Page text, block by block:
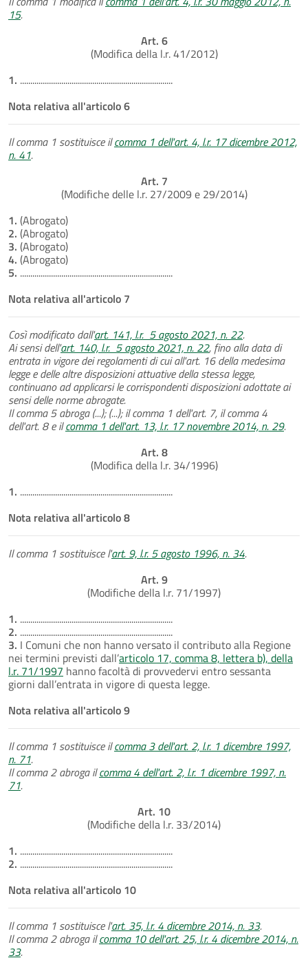
15.
Art. 6
(Modifica della l.r. 41/2012)
1. ..........................................................................
Nota relativa all'articolo 6
Il comma 1 sostituisce ilcomma 1 dell'art. 4, l.r. 17 dicembre 2012,
n. 41.
Art. 7
(Modifiche delle l.r. 27/2009 e 29/2014)
1. (Abrogato)
2. (Abrogato)
3. (Abrogato)
4. (Abrogato)
5. ..........................................................................
Nota relativa all'articolo 7
Così modificato dall'art. 141, l.r. 5 agosto 2021, n. 22.
Ai sensi dell'art. 140, l.r. 5 agosto 2021, n. 22, fino alla data di
entrata in vigore dei regolamenti di cui all'art. 16 della medesima
legge e delle altre disposizioni attuative della stessa legge,
continuano ad applicarsi le corrispondenti disposizioni adottate ai
sensi delle norme abrogate.
Il comma 5 abroga (...); (...); il comma 1 dell'art. 7, il comma 4
dell'art. 8 e ilcomma 1 dell'art. 13, l.r. 17 novembre 2014, n. 29.
Art. 8
(Modifica della l.r. 34/1996)
1. ..........................................................................
Nota relativa all'articolo 8
Il comma 1 sostituisce l'art. 9, l.r. 5 agosto 1996, n. 34.
Art. 9
(Modifiche della l.r. 71/1997)
1. ..........................................................................
2. ..........................................................................
3. I Comuni che non hanno versato il contributo alla Regione
nei termini previsti dall’articolo 17, comma 8, lettera b), della
l.r. 71/1997 hanno facoltà di provvedervi entro sessanta
giorni dall’entrata in vigore di questa legge.
Nota relativa all'articolo 9
Il comma 1 sostituisce ilcomma 3 dell'art. 2, l.r. 1 dicembre 1997,
n. 71.
Il comma 2 abroga ilcomma 4 dell'art. 2, l.r. 1 dicembre 1997, n.
71.
Art. 10
(Modifiche della l.r. 33/2014)
1. ..........................................................................
2. ..........................................................................
Nota relativa all'articolo 10
Il comma 1 sostituisce l'art. 35, l.r. 4 dicembre 2014, n. 33.
Il comma 2 abroga ilcomma 10 dell'art. 25, l.r. 4 dicembre 2014, n.
33.